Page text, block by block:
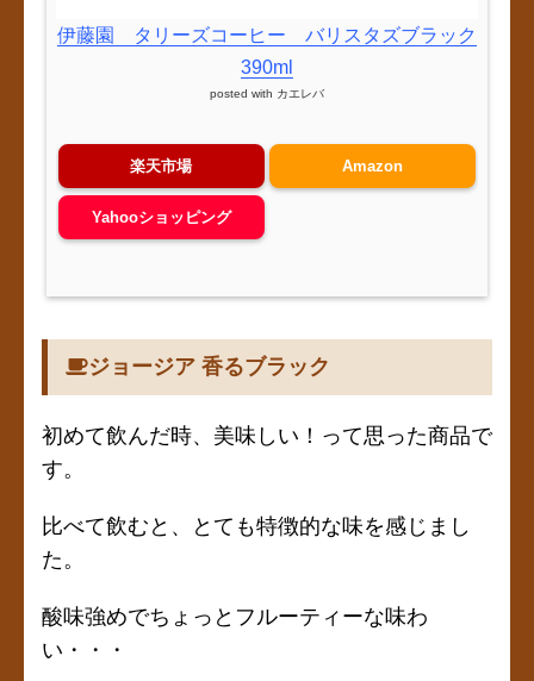
伊藤園 タリーズコーヒー バリスタズブラック
390ml
posted with カエレバ
楽天市場 Amazon
Yahooショッピング
ジョージア 香るブラック
初めて飲んだ時、美味しい！って思った商品で
す。
比べて飲むと、とても特徴的な味を感じまし
た。
酸味強めでちょっとフルーティーな味わ
い・・・